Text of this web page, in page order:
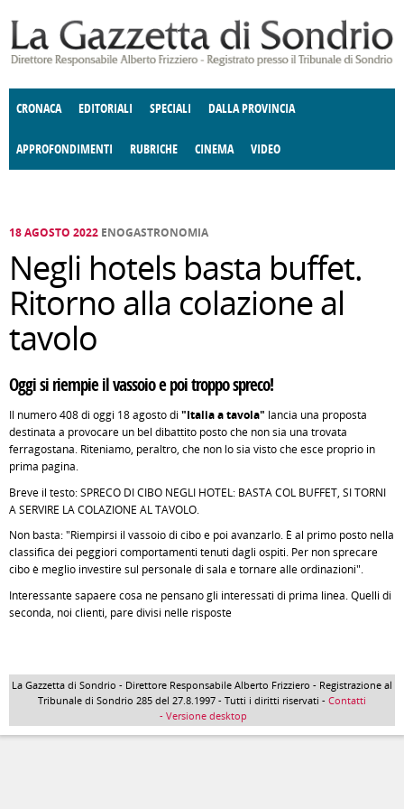
CRONACA EDITORIALI SPECIALI DALLA PROVINCIA
APPROFONDIMENTI
E SPETTACOLI POLITICA
RUBRICHE
DELLE IDEE FATTI DELLO SPIRITO CCCVA
CINEMA VIDEO
18 AGOSTO 2022 ENOGASTRONOMIA
Negli hotels basta buffet.
Ritorno alla colazione al
tavolo
Oggi si riempie il vassoio e poi troppo spreco!
Il numero 408 di oggi 18 agosto di "Italia a tavola" lancia una proposta
destinata a provocare un bel dibattito posto che non sia una trovata
ferragostana. Riteniamo, peraltro, che non lo sia visto che esce proprio in
prima pagina.
Breve il testo: SPRECO DI CIBO NEGLI HOTEL: BASTA COL BUFFET, SI TORNI
A SERVIRE LA COLAZIONE AL TAVOLO.
Non basta: "Riempirsi il vassoio di cibo e poi avanzarlo. È al primo posto nella
classifica dei peggiori comportamenti tenuti dagli ospiti. Per non sprecare
cibo è meglio investire sul personale di sala e tornare alle ordinazioni".
Interessante sapaere cosa ne pensano gli interessati di prima linea. Quelli di
seconda, noi clienti, pare divisi nelle risposte
La Gazzetta di Sondrio - Direttore Responsabile Alberto Frizziero - Registrazione al
Tribunale di Sondrio 285 del 27.8.1997 - Tutti i diritti riservati - Contatti
- Versione desktop